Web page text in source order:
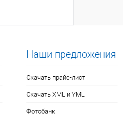
Наши предложения
Скачать прайс-лист
Скачать XML и YML
Фотобанк